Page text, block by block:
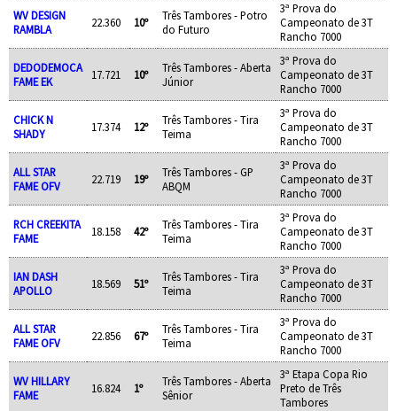
WV DESIGN
RAMBLA
22.360 10º
Três Tambores - Potro
do Futuro
3ª Prova do
Campeonato de 3T
Rancho 7000
DEDODEMOCA
FAME EK
17.721 10º
Três Tambores - Aberta
Júnior
3ª Prova do
Campeonato de 3T
Rancho 7000
CHICK N
SHADY
17.374 12º
Três Tambores - Tira
Teima
3ª Prova do
Campeonato de 3T
Rancho 7000
ALL STAR
FAME OFV
22.719 19º
Três Tambores - GP
ABQM
3ª Prova do
Campeonato de 3T
Rancho 7000
RCH CREEKITA
FAME
18.158 42º
Três Tambores - Tira
Teima
3ª Prova do
Campeonato de 3T
Rancho 7000
IAN DASH
APOLLO
18.569 51º
Três Tambores - Tira
Teima
3ª Prova do
Campeonato de 3T
Rancho 7000
ALL STAR
FAME OFV
22.856 67º
Três Tambores - Tira
Teima
3ª Prova do
Campeonato de 3T
Rancho 7000
WV HILLARY
FAME
16.824 1º
Três Tambores - Aberta
Sênior
3ª Etapa Copa Rio
Preto de Três
Tambores